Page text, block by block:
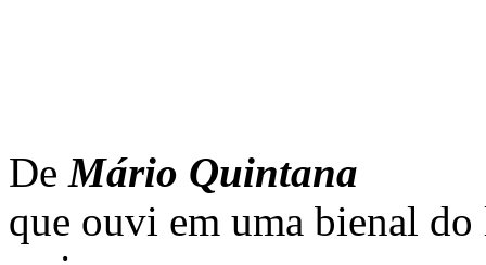
DeMário Quintana
que ouvi em uma bienal